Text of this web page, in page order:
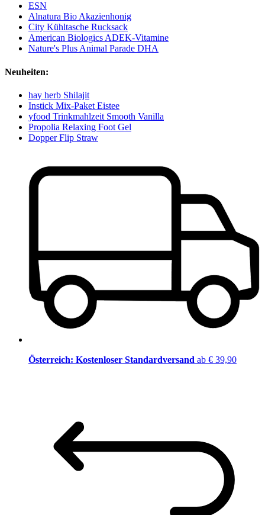
ESN
Alnatura Bio Akazienhonig
City Kühltasche Rucksack
American Biologics ADEK-Vitamine
Nature's Plus Animal Parade DHA
Neuheiten:
hay herb Shilajit
Instick Mix-Paket Eistee
yfood Trinkmahlzeit Smooth Vanilla
Propolia Relaxing Foot Gel
Dopper Flip Straw
Österreich: Kostenloser Standardversand ab € 39,90